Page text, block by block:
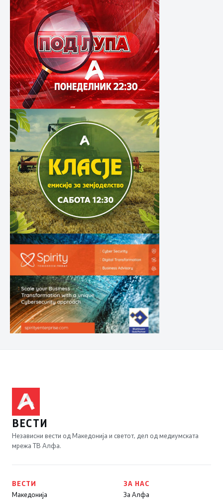
ВЕСТИ
Независни вести од Македонија и светот, дел од медиумската
мрежа ТВ Алфа.
ВЕСТИ
Македонија
ЗА НАС
За Алфа